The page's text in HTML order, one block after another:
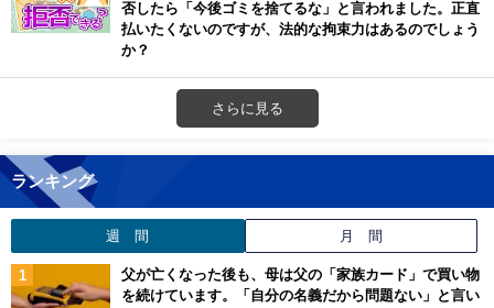
否したら「今後ゴミを捨てるな」と言われました。正直
払いたくないのですが、法的な拘束力はあるのでしょう
か？
さらに見る
ランキング
週 間 月 間
父が亡くなった後も、母は父の「家族カード」で買い物
を続けています。「自分の名義だから問題ない」と言い